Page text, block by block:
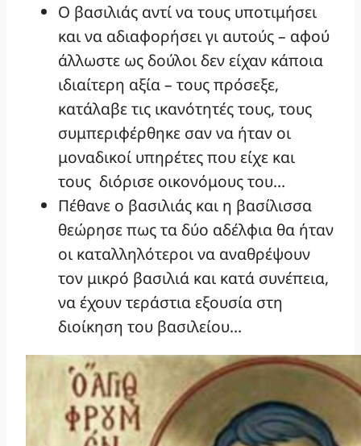
Ο βασιλιάς αντί να τους υποτιμήσει
και να αδιαφορήσει γι αυτούς – αφού
άλλωστε ως δούλοι δεν είχαν κάποια
ιδιαίτερη αξία – τους πρόσεξε,
κατάλαβε τις ικανότητές τους, τους
συμπεριφέρθηκε σαν να ήταν οι
μοναδικοί υπηρέτες που είχε και
τους διόρισε οικονόμους του…
Πέθανε ο βασιλιάς και η βασίλισσα
θεώρησε πως τα δύο αδέλφια θα ήταν
οι καταλληλότεροι να αναθρέψουν
τον μικρό βασιλιά και κατά συνέπεια,
να έχουν τεράστια εξουσία στη
διοίκηση του βασιλείου…